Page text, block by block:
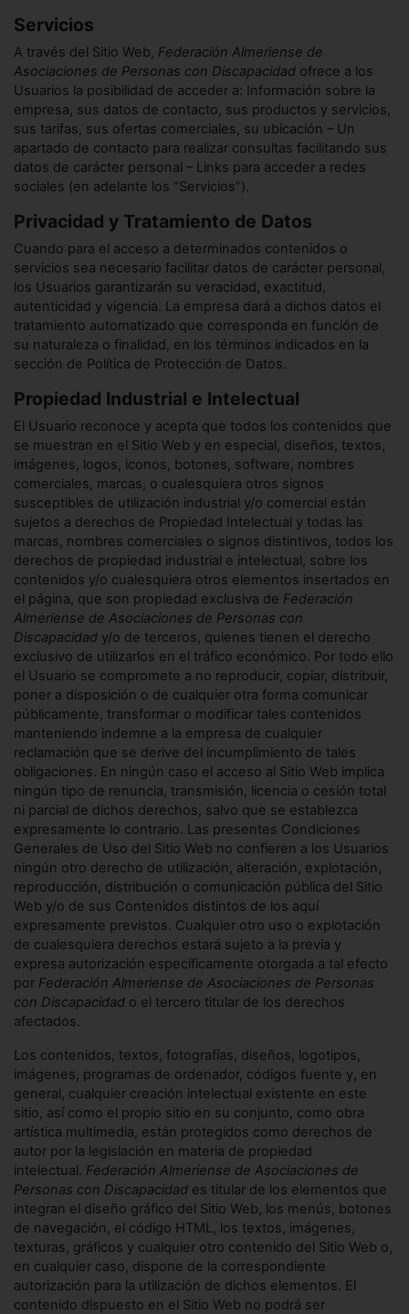
Servicios
A través del Sitio Web, Federación Almeriense de
Asociaciones de Personas con Discapacidad ofrece a los
Usuarios la posibilidad de acceder a: Información sobre la
empresa, sus datos de contacto, sus productos y servicios,
sus tarifas, sus ofertas comerciales, su ubicación – Un
apartado de contacto para realizar consultas facilitando sus
datos de carácter personal – Links para acceder a redes
sociales (en adelante los “Servicios”).
Privacidad y Tratamiento de Datos
Cuando para el acceso a determinados contenidos o
servicios sea necesario facilitar datos de carácter personal,
los Usuarios garantizarán su veracidad, exactitud,
autenticidad y vigencia. La empresa dará a dichos datos el
tratamiento automatizado que corresponda en función de
su naturaleza o finalidad, en los términos indicados en la
sección de Política de Protección de Datos.
Propiedad Industrial e Intelectual
El Usuario reconoce y acepta que todos los contenidos que
se muestran en el Sitio Web y en especial, diseños, textos,
imágenes, logos, iconos, botones, software, nombres
comerciales, marcas, o cualesquiera otros signos
susceptibles de utilización industrial y/o comercial están
sujetos a derechos de Propiedad Intelectual y todas las
marcas, nombres comerciales o signos distintivos, todos los
derechos de propiedad industrial e intelectual, sobre los
contenidos y/o cualesquiera otros elementos insertados en
el página, que son propiedad exclusiva de Federación
Almeriense de Asociaciones de Personas con
Discapacidad y/o de terceros, quienes tienen el derecho
exclusivo de utilizarlos en el tráfico económico. Por todo ello
el Usuario se compromete a no reproducir, copiar, distribuir,
poner a disposición o de cualquier otra forma comunicar
públicamente, transformar o modificar tales contenidos
manteniendo indemne a la empresa de cualquier
reclamación que se derive del incumplimiento de tales
obligaciones. En ningún caso el acceso al Sitio Web implica
ningún tipo de renuncia, transmisión, licencia o cesión total
ni parcial de dichos derechos, salvo que se establezca
expresamente lo contrario. Las presentes Condiciones
Generales de Uso del Sitio Web no confieren a los Usuarios
ningún otro derecho de utilización, alteración, explotación,
reproducción, distribución o comunicación pública del Sitio
Web y/o de sus Contenidos distintos de los aquí
expresamente previstos. Cualquier otro uso o explotación
de cualesquiera derechos estará sujeto a la previa y
expresa autorización específicamente otorgada a tal efecto
por Federación Almeriense de Asociaciones de Personas
con Discapacidad o el tercero titular de los derechos
afectados.
Los contenidos, textos, fotografías, diseños, logotipos,
imágenes, programas de ordenador, códigos fuente y, en
general, cualquier creación intelectual existente en este
sitio, así como el propio sitio en su conjunto, como obra
artística multimedia, están protegidos como derechos de
autor por la legislación en materia de propiedad
intelectual. Federación Almeriense de Asociaciones de
Personas con Discapacidad es titular de los elementos que
integran el diseño gráfico del Sitio Web, los menús, botones
de navegación, el código HTML, los textos, imágenes,
texturas, gráficos y cualquier otro contenido del Sitio Web o,
en cualquier caso, dispone de la correspondiente
autorización para la utilización de dichos elementos. El
contenido dispuesto en el Sitio Web no podrá ser